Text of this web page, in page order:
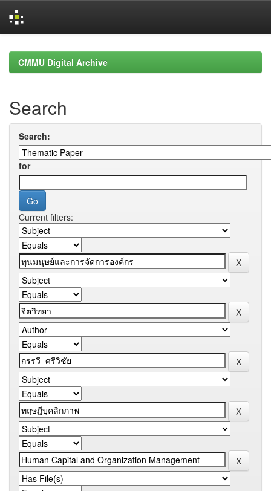
navigationCMMU Digital Archive
Search
Search:
for
Current filters: